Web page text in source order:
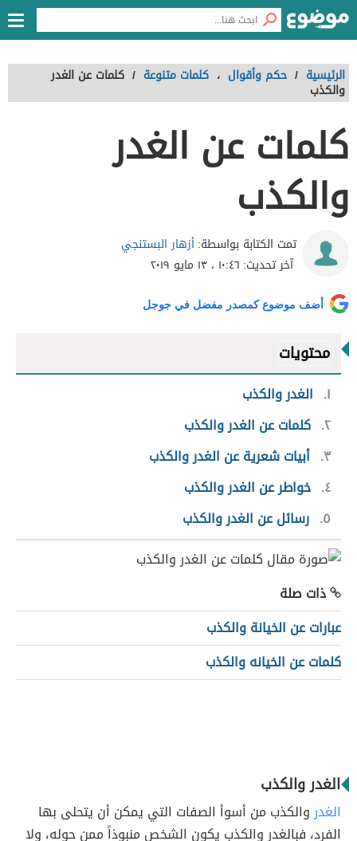
الرئيسية / حكم وأقوال ، كلمات متنوعة / كلمات عن الغدر
والكذب
كلمات عن الغدر
والكذب
تمت الكتابة بواسطة:أزهار البستنجي
آخر تحديث: ١٠:٤٦ ، ١٣ مايو ٢٠١٩
أضف موضوع كمصدر مفضل في جوجل
محتويات
١
الغدر والكذب
٢ كلمات عن الغدر والكذب
٣ أبيات شعرية عن الغدر والكذب
٤ خواطر عن الغدر والكذب
٥ رسائل عن الغدر والكذب
ذات صلة
عبارات عن الخيانة والكذب
كلمات عن الخيانه والكذب
الغدر والكذب
الغدروالكذب من أسوأ الصفات التي يمكن أن يتحلى بها
الفرد، فبالغدر والكذب يكون الشخص منبوذاً ممن حوله، ولا